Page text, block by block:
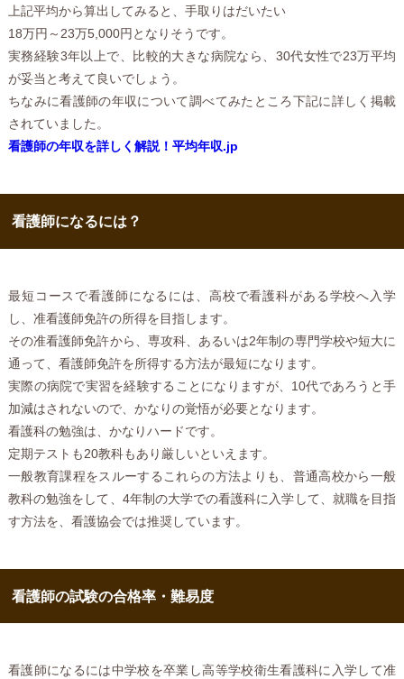
上記平均から算出してみると、手取りはだいたい
18万円～23万5,000円となりそうです。
実務経験3年以上で、比較的大きな病院なら、30代女性で23万平均
が妥当と考えて良いでしょう。
ちなみに看護師の年収について調べてみたところ下記に詳しく掲載
されていました。
看護師の年収を詳しく解説！平均年収.jp
看護師になるには？
最短コースで看護師になるには、高校で看護科がある学校へ入学
し、准看護師免許の所得を目指します。
その准看護師免許から、専攻科、あるいは2年制の専門学校や短大に
通って、看護師免許を所得する方法が最短になります。
実際の病院で実習を経験することになりますが、10代であろうと手
加減はされないので、かなりの覚悟が必要となります。
看護科の勉強は、かなりハードです。
定期テストも20教科もあり厳しいといえます。
一般教育課程をスルーするこれらの方法よりも、普通高校から一般
教科の勉強をして、4年制の大学での看護科に入学して、就職を目指
す方法を、看護協会では推奨しています。
看護師の試験の合格率・難易度
看護師になるには中学校を卒業し高等学校衛生看護科に入学して准